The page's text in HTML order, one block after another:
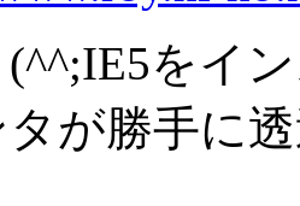
をイ
タが勝手に